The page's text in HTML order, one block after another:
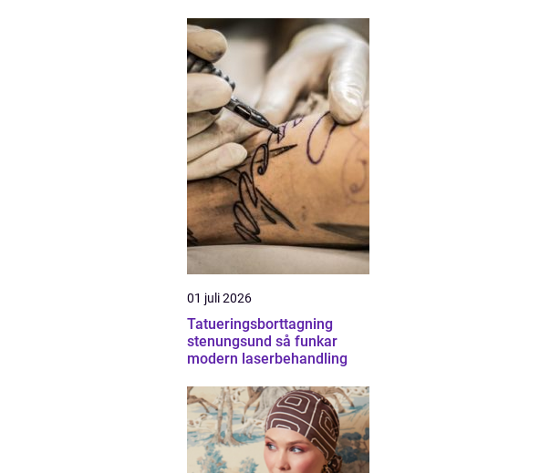
01 juli 2026
Tatueringsborttagning
stenungsund så funkar
modern laserbehandling